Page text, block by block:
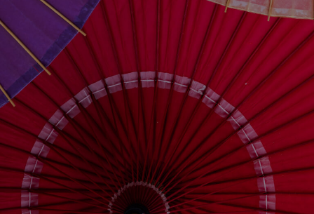
問い合わせる